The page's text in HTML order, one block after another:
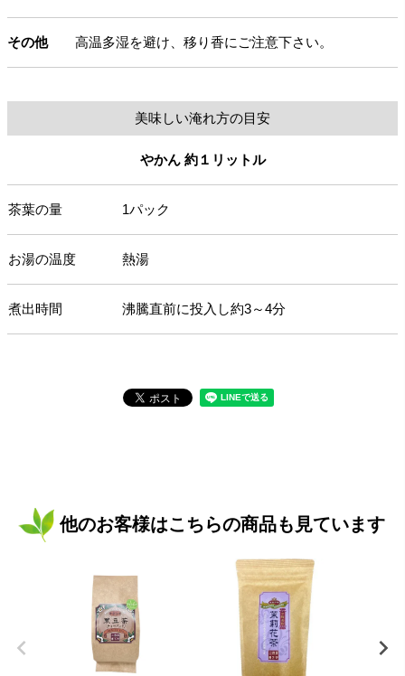
その他 高温多湿を避け、移り香にご注意下さい。
美味しい淹れ方の目安
やかん 約１リットル
茶葉の量 1パック
お湯の温度 熱湯
煮出時間 沸騰直前に投入し約3～4分
他のお客様はこちらの商品も見ています